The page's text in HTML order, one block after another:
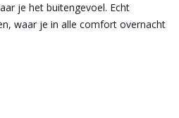
je het buitengevoel. Echt
waar je in alle comfort overnacht